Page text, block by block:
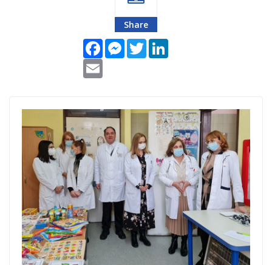
Share
FacebookMessenger
Twitter
Foto-J-S-
Vranje.jpg